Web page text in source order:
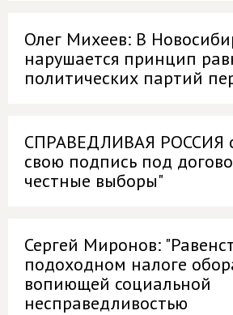
Олег Михеев: В
нарушается принцип
политических партий
СПРАВЕДЛИВАЯ РОССИЯ
свою подпись под
честные выборы"
Сергей Миронов:
подоходном налоге
вопиющей социальной
несправедливостью